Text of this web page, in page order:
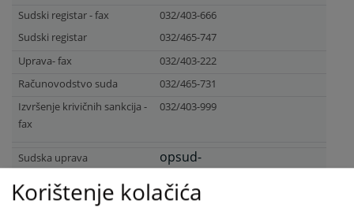
Sudski registar - fax
Sudski registar
032/403-666
032/465-747
Uprava- fax
032/403-222
Računovodstvo suda
032/465-731
Izvršenje krivičnih sankcija -
fax
032/403-999
Sudska uprava
opsud-
zenica@pravosudje.ba
Sudski registar lejla.telalovic@pravosudje.ba
Korištenje kolačića